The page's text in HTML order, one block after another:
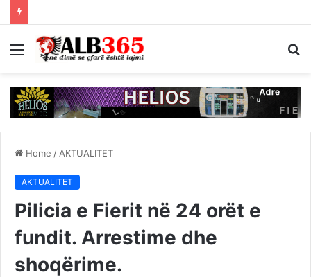
Menu
Home / AKTUALITET
AKTUALITET
Pilicia e Fierit në 24 orët e
fundit. Arrestime dhe
shoqërime.